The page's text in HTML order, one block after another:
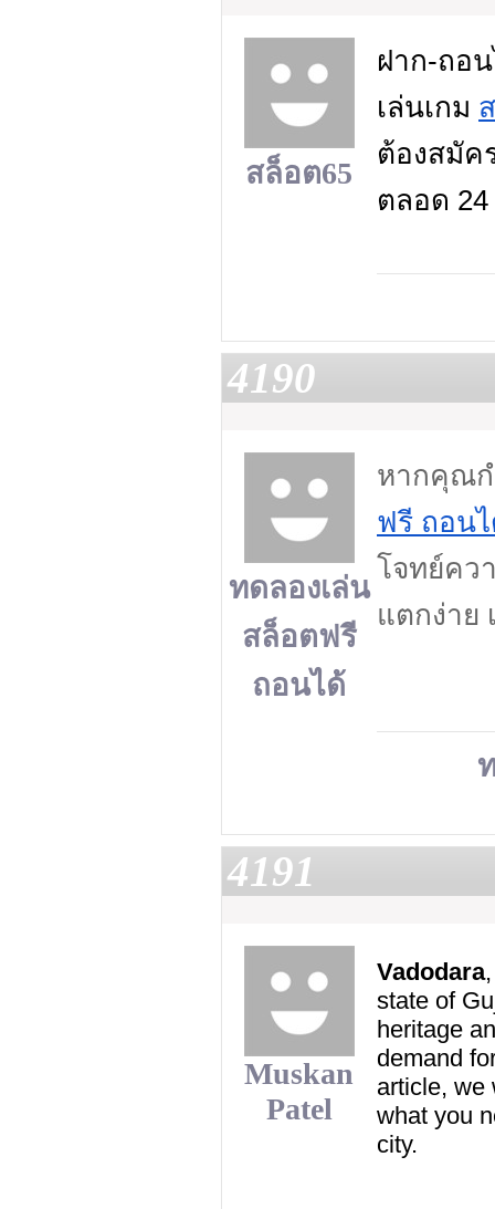
สล็อต65
ฝาก-ถอ
เล่นเกม
ต้องสมัค
ตลอด
4190
ทดลองเล่น
สล็อตฟรี
ถอนได้
หากคุณก
ฟรี ถอน
โจทย์คว
แตกง่าย
4191
Muskan
Patel
Vadodara
state of
heritage
demand
article,
what you
city.